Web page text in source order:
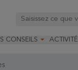
CONSEILS 
un abreuvoir